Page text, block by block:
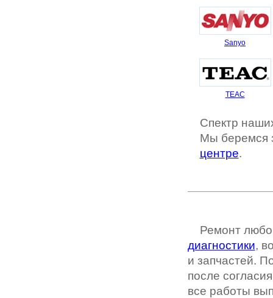
Sanyo
TEAC
Спектр
Мы беремся
центре.
Ремонт
диагностики,
и запчастей.
после
все работы